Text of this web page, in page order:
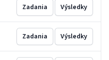
Zadania Výsledky
Zadania Výsledky